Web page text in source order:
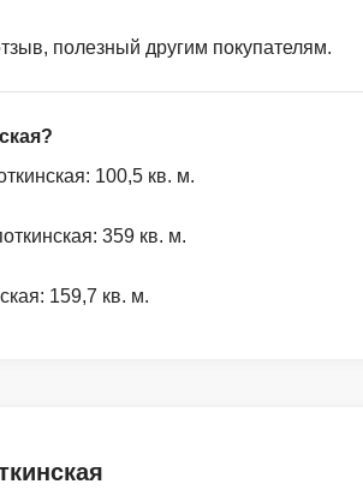
полезный другим покупателям.
100,5 кв. м.
359 кв. м.
159,7 кв. м.